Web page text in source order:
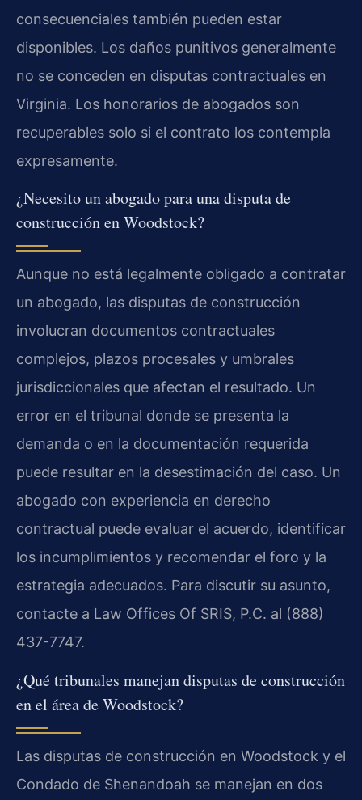
consecuenciales también pueden estar
disponibles. Los daños punitivos generalmente
no se conceden en disputas contractuales en
Virginia. Los honorarios de abogados son
recuperables solo si el contrato los contempla
expresamente.
¿Necesito un abogado para una disputa de
construcción en Woodstock?
Aunque no está legalmente obligado a contratar
un abogado, las disputas de construcción
involucran documentos contractuales
complejos, plazos procesales y umbrales
jurisdiccionales que afectan el resultado. Un
error en el tribunal donde se presenta la
demanda o en la documentación requerida
puede resultar en la desestimación del caso. Un
abogado con experiencia en derecho
contractual puede evaluar el acuerdo, identificar
los incumplimientos y recomendar el foro y la
estrategia adecuados. Para discutir su asunto,
contacte a Law Offices Of SRIS, P.C. al (888)
437-7747.
¿Qué tribunales manejan disputas de construcción
en el área de Woodstock?
Las disputas de construcción en Woodstock y el
Condado de Shenandoah se manejan en dos